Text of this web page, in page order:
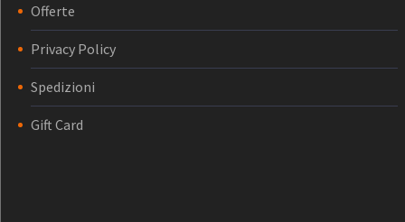
Offerte
Privacy Policy
Spedizioni
Gift Card